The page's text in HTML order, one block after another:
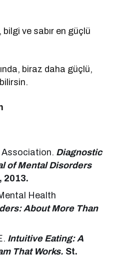
ve sabır en güçlü
biraz daha güçlü,
Diagnostic
of Mental Disorders
2013.
Health
About More Than
Intuitive Eating: A
That Works. St.